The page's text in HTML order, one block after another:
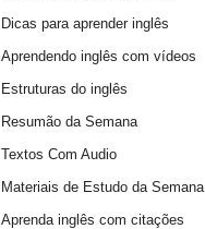
Dicas para aprender inglês
Aprendendo inglês com vídeos
Estruturas do inglês
Resumão da Semana
Textos Com Audio
Materiais de Estudo da Semana
Aprenda inglês com citações